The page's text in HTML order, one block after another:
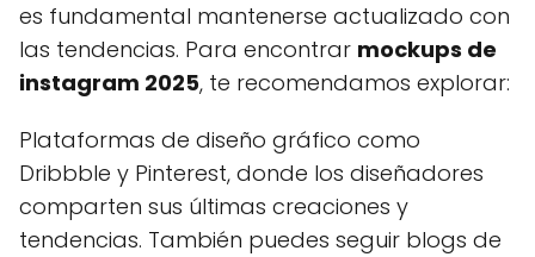
es fundamental mantenerse actualizado con
las tendencias. Para encontrar mockups de
instagram 2025, te recomendamos explorar:
Plataformas de diseño gráfico como
Dribbble y Pinterest, donde los diseñadores
comparten sus últimas creaciones y
tendencias. También puedes seguir blogs de